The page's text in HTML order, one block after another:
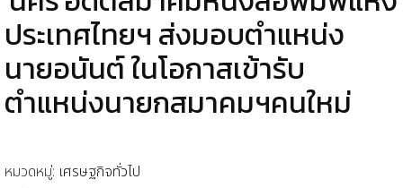
ประเทศไทยฯ ส่งมอบตำแหน่ง
นายอนันต์ ในโอกาสเข้ารับ
ตำแหน่งนายกสมาคมฯคนใหม่
หมวดหมู่: เศรษฐกิจทั่วไป